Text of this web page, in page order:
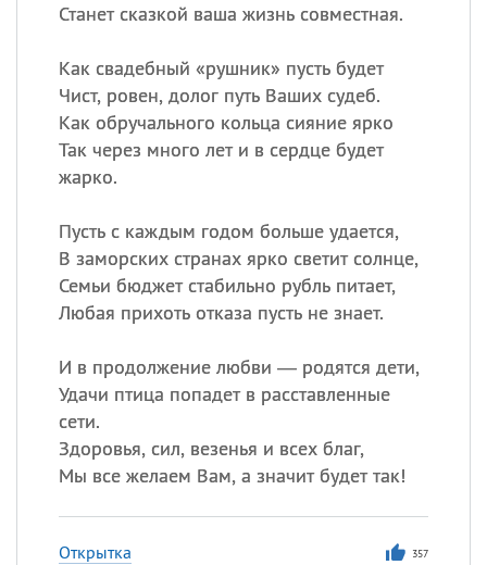
Станет сказкой ваша жизнь совместная.
Как свадебный «рушник» пусть будет
Чист, ровен, долог путь Ваших судеб.
Как обручального кольца сияние ярко
Так через много лет и в сердце будет
жарко.
Пусть с каждым годом больше удается,
В заморских странах ярко светит солнце,
Семьи бюджет стабильно рубль питает,
Любая прихоть отказа пусть не знает.
И в продолжение любви — родятся дети,
Удачи птица попадет в расставленные
сети.
Здоровья, сил, везенья и всех благ,
Мы все желаем Вам, а значит будет так!
Открытка 357